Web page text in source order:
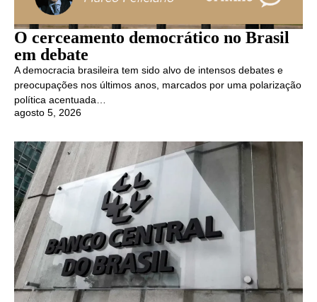
O cerceamento democrático no Brasil
em debate
A democracia brasileira tem sido alvo de intensos debates e
preocupações nos últimos anos, marcados por uma polarização
política acentuada…
agosto 5, 2026